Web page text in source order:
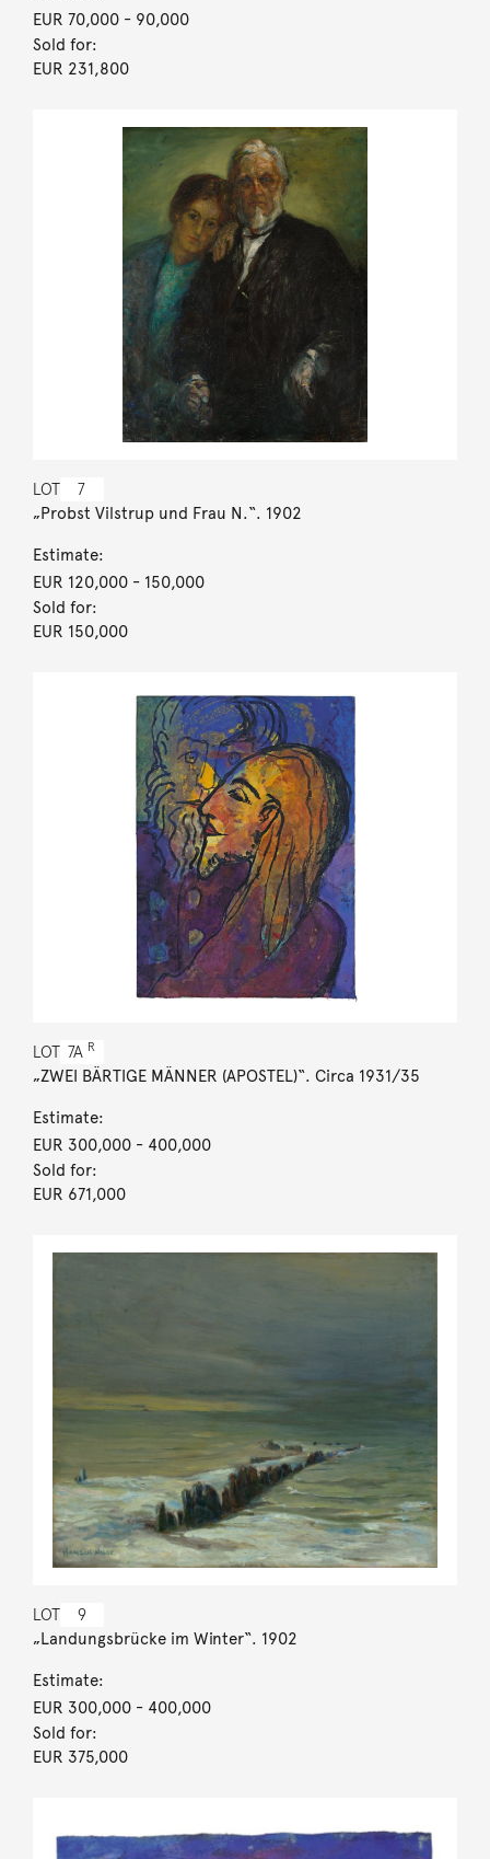
EUR 70,000- 90,000
Sold for:
EUR 231,800
LOT 7
„Probst Vilstrup und Frau N.“. 1902
Estimate:
EUR 120,000- 150,000
Sold for:
EUR 150,000
LOT 7A R
„ZWEI BÄRTIGE MÄNNER (APOSTEL)“. Circa 1931/35
Estimate:
EUR 300,000- 400,000
Sold for:
EUR 671,000
LOT 9
„Landungsbrücke im Winter“. 1902
Estimate:
EUR 300,000- 400,000
Sold for:
EUR 375,000